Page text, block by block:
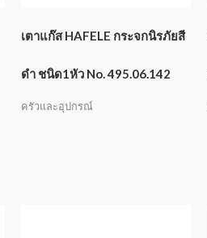
เตาแก๊ส HAFELE กระจกนิรภัยสี
ดำ ชนิด1หัว No. 495.06.142
ครัวและอุปกรณ์